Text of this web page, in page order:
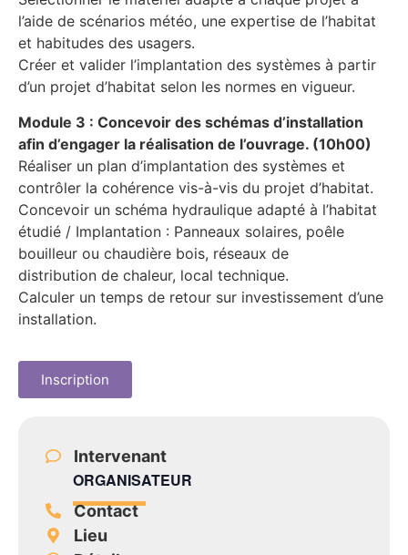
l’aide de scénarios météo, une expertise de l’habitat
et habitudes des usagers.
Créer et valider l’implantation des systèmes à partir
d’un projet d’habitat selon les normes en vigueur.
Module 3 : Concevoir des schémas d’installation
afin d’engager la réalisation de l’ouvrage. (10h00)
Réaliser un plan d’implantation des systèmes et
contrôler la cohérence vis-à-vis du projet d’habitat.
Concevoir un schéma hydraulique adapté à l’habitat
étudié / Implantation : Panneaux solaires, poêle
bouilleur ou chaudière bois, réseaux de
distribution de chaleur, local technique.
Calculer un temps de retour sur investissement d’une
installation.
Inscription
Intervenant
ORGANISATEUR
Contact
Lieu